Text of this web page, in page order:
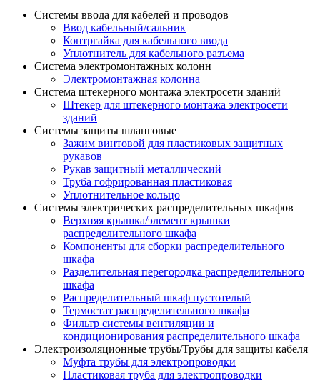
Системы ввода для кабелей и проводов
Ввод кабельный/сальник
Контргайка для кабельного ввода
Уплотнитель для кабельного разъема
Система электромонтажных колонн
Электромонтажная колонна
Система штекерного монтажа электросети зданий
Штекер для штекерного монтажа электросети
зданий
Системы защиты шланговые
Зажим винтовой для пластиковых защитных
рукавов
Рукав защитный металлический
Труба гофрированная пластиковая
Уплотнительное кольцо
Системы электрических распределительных шкафов
Верхняя крышка/элемент крышки
распределительного шкафа
Компоненты для сборки распределительного
шкафа
Разделительная перегородка распределительного
шкафа
Распределительный шкаф пустотелый
Термостат распределительного шкафа
Фильтр системы вентиляции и
кондиционирования распределительного шкафа
Электроизоляционные трубы/Трубы для защиты кабеля
Муфта трубы для электропроводки
Пластиковая труба для электропроводки